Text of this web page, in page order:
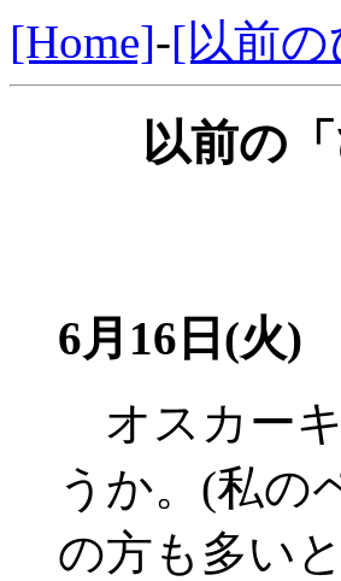
[Home]-[以前
以前の
6月16日(火)
オスカー
うか。(私の
の方も多い